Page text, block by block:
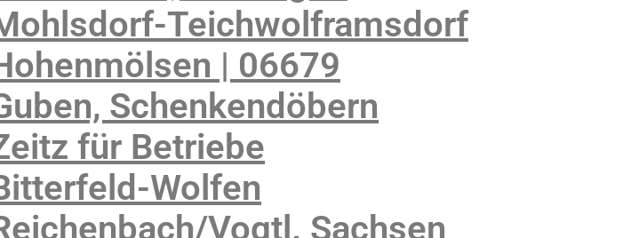
Teichwolframsdorf
| 06679
Schenkendöbern
für Betriebe
Wolfen
Vogtl. Sachsen